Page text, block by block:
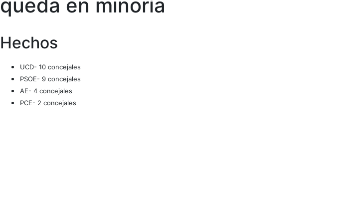
queda en minoría
Hechos
UCD- 10 concejales
PSOE- 9 concejales
AE- 4 concejales
PCE- 2 concejales